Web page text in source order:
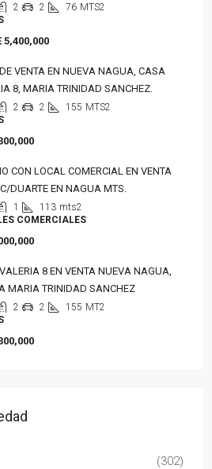
2 2 76 MTS2
5,400,000
VENTA EN NUEVA NAGUA, CASA
8, MARIA TRINIDAD SANCHEZ.
2 2 155 MTS2
CON LOCAL COMERCIAL EN VENTA
DUARTE EN NAGUA MTS.
1 113 mts2
COMERCIALES
8 EN VENTA NUEVA NAGUA,
MARIA TRINIDAD SANCHEZ
2 2 155 MT2
(302)